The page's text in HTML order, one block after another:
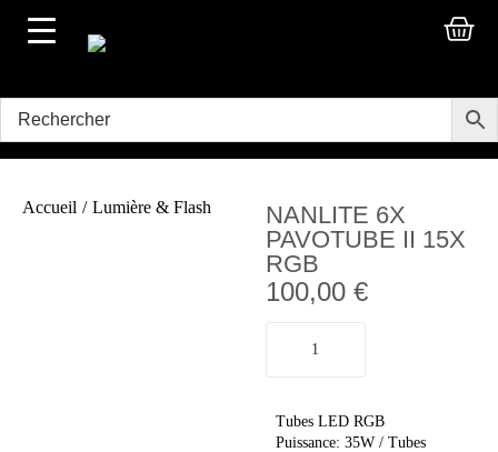
Accueil / Lumière & Flash
NANLITE 6X
PAVOTUBE II 15X
RGB
100,00 €
Tubes LED RGB
Puissance: 35W / Tubes